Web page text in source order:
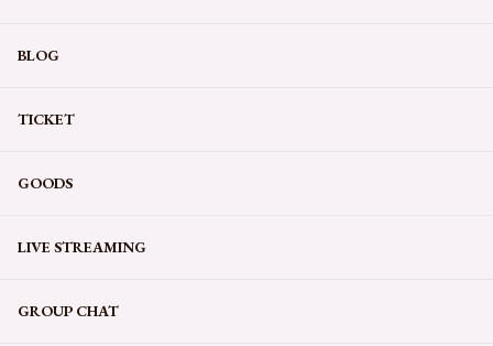
BLOG
TICKET
GOODS
LIVE STREAMING
GROUP CHAT